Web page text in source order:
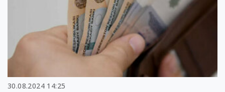
30.08.2024 14:25